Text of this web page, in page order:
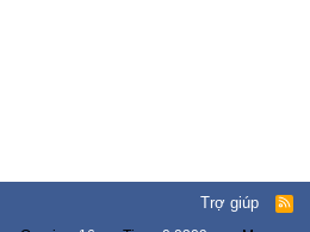
Trợ giúp
R